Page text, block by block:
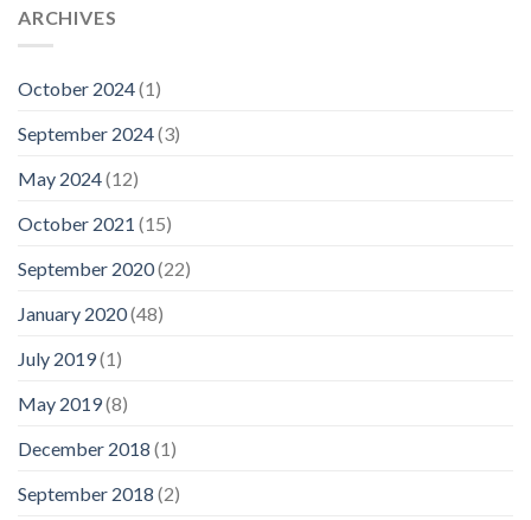
ARCHIVES
October 2024(1)
September 2024(3)
May 2024(12)
October 2021 (15)
September 2020(22)
January 2020(48)
July 2019(1)
May 2019(8)
December 2018 (1)
September 2018 (2)